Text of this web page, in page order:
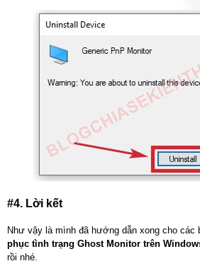
#4. Lời kết
Như vậy là mình đã hướng dẫn xong cho các
phục tình trạng Ghost Monitor trên
rồi nhé.